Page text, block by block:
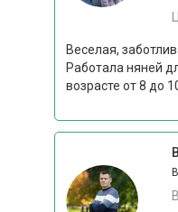
Веселая,
Работала няней
возрасте от 8 до